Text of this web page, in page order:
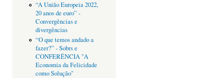
“A União Europeia 2022,
20 anos de euro” -
Convergências e
divergências
“O que temos andado a
fazer?” - Sobrs e
CONFERÊNCIA "A
Economia da Felicidade
como Solução"